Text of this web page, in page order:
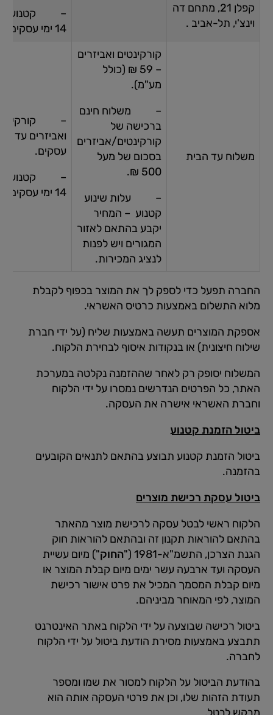
קפלן 21, מתחם דה
וינצ'י, תל-אביב .
– קטנועים
14 ימי עסקים.
משלוח עד הבית
קורקינטים ואביזרים
– 59 ₪ (כולל
מע"מ).
– משלוח חינם
ברכישה של
קורקינטים/אביזרים
בסכום של מעל
500 ₪.
– עלות שינוע
קטנוע – המחיר
יקבע בהתאם לאזור
המגורים ויש לפנות
לנציג המכירות.
–
עסקים.
– קטנועים
14 ימי עסקים.
החברה תפעל כדי לספק לך את המוצר בכפוף לקבלת
מלוא התשלום באמצעות כרטיס האשראי.
אספקת המוצרים תעשה באמצעות שליח (על ידי חברת
שילוח חיצונית) או בנקודות איסוף לבחירת הלקוח.
המשלוח יסופק רק לאחר שההזמנה נקלטה במערכת
האתר, כל הפרטים הנדרשים נמסרו על ידי הלקוח
וחברת האשראי אישרה את העסקה.
ביטול הזמנת קטנוע
ביטול הזמנת קטנוע תבוצע בהתאם לתנאים הקובעים
בהזמנה.
ביטול עסקת רכישת מוצרים
הלקוח ראשי לבטל עסקה לרכישת מוצר מהאתר
בהתאם להוראות תקנון זה ובהתאם להוראות חוק
הגנת הצרכן, התשמ"א-1981 ("
החוק") מיום עשיית
העסקה ועד ארבעה עשר ימים מיום קבלת המוצר או
מיום קבלת המסמך המכיל את פרט אישור רכישת
המוצר, לפי המאוחר מביניהם.
ביטול רכישה שבוצעה על ידי הלקוח באתר האינטרנט
תתבצע באמצעות מסירת הודעת ביטול על ידי הלקוח
לחברה.
בהודעת הביטול על הלקוח למסור את שמו ומספר
תעודת הזהות שלו, וכן את פרטי העסקה אותה הוא